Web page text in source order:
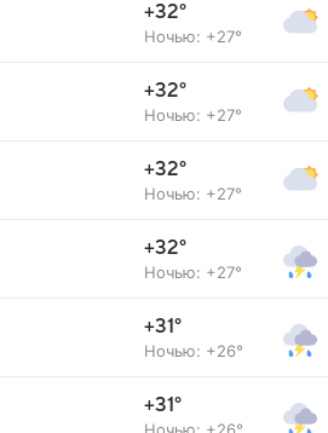
+32°
Ночью: +27°
+32°
Ночью: +27°
+32°
Ночью: +27°
+32°
Ночью: +27°
+31°
Ночью: +26°
+31°